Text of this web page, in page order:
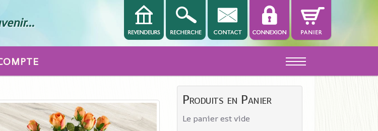
Off-Canvas Toggle
Produits en Panier
Le panier est vide